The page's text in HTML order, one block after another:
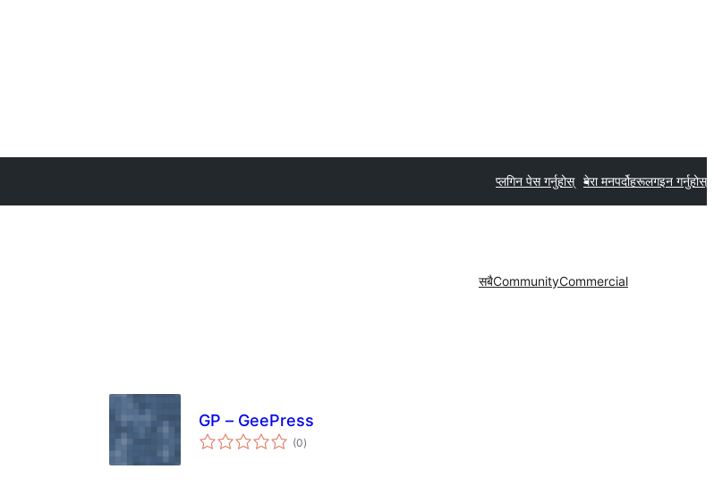
प्लगिन पेस गर्नुहोस् मेरा मनपर्दोहरूलगइन गर्नुहोस्
सबैCommunityCommercial
GP – GeePress
(0कुल
रेटिङ्गहरू
)